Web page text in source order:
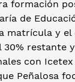
formación
de
matrícula y el
restante
con Icetex
Peñalosa